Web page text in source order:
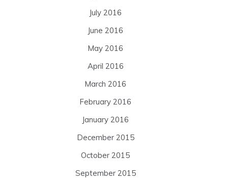
July 2016
June 2016
May 2016
April 2016
March 2016
February 2016
January 2016
December 2015
October 2015
September 2015